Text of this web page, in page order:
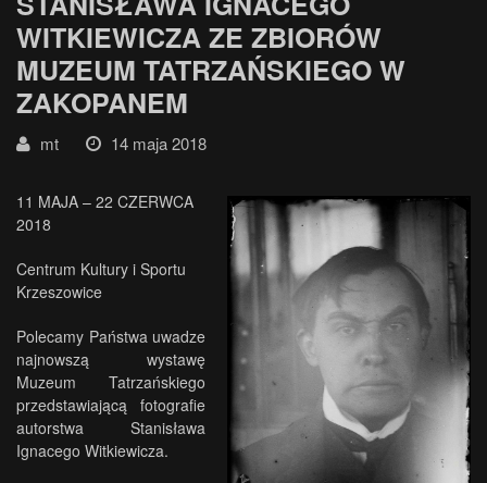
WITKIEWICZA ZE ZBIORÓW
MUZEUM TATRZAŃSKIEGO W
ZAKOPANEM
mt 14 maja 2018
11 MAJA – 22 CZERWCA
2018
Centrum Kultury i Sportu
Krzeszowice
Polecamy Państwa uwadze
najnowszą wystawę
Muzeum Tatrzańskiego
przedstawiającą fotografie
autorstwa Stanisława
Ignacego Witkiewicza.